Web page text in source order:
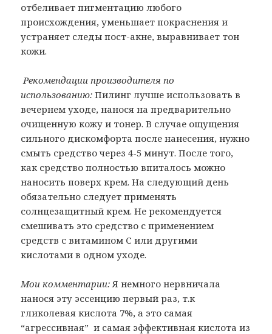
отбеливает пигментацию любого
происхождения, уменьшает покраснения и
устраняет следы пост-акне, выравнивает тон
кожи.
Рекомендации производителя по
использованию:Пилинг лучше использовать в
вечернем уходе, нанося на предварительно
очищенную кожу и тонер. В случае ощущения
сильного дискомфорта после нанесения, нужно
смыть средство через 4-5 минут. После того,
как средство полностью впиталось можно
наносить поверх крем. На следующий день
обязательно следует применять
солнцезащитный крем. Не рекомендуется
смешивать это средство с применением
средств с витамином С или другими
кислотами в одном уходе.
Мои комментарии:Я немного нервничала
нанося эту эссенцию первый раз, т.к
гликолевая кислота 7%, a это самая
“агрессивная” и самая эффективная кислота из